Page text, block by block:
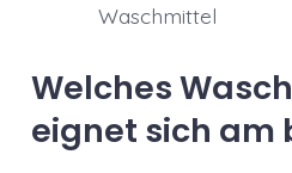
Waschmittel
Welches
eignet sich am